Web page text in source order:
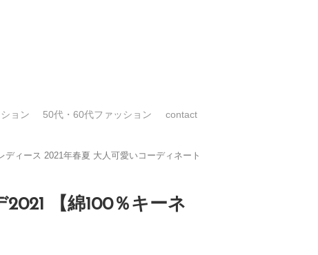
ョン 50代・60代ファッション contact
ディース 2021年春夏 大人可愛いコーディネート
【綿100％キーネ